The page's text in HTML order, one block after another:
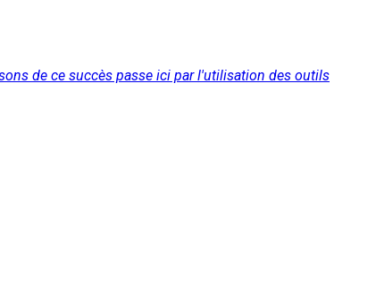
de ce succès passe ici par l'utilisation des outils